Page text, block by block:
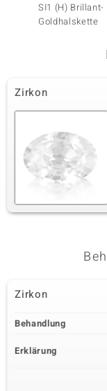
Karatgewicht Summe
0,05 ct
Fünfter
Edelsteinvarietät
Karatgewicht Summe
0,122 ct
Fassung
Pavéfassung
0,18 ct
Pavéfassung
SI1 (H) Brillant-
Goldhalskette
Zirkon
Zirkon
Behandlung
Erklärung